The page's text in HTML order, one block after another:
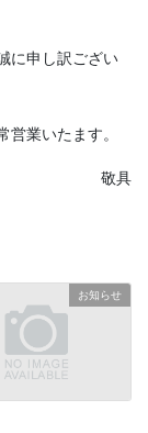
に申し訳ござい
業いたます。
敬具
お知らせ